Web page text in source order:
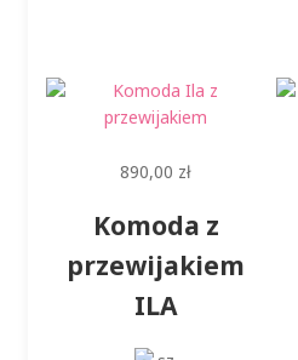
890,00 zł
Komoda z
przewijakiem
ILA